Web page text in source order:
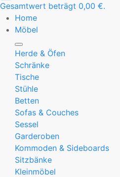
Gesamtwert beträgt 0,00 €.
Home
Möbel
Herde & Öfen
Schränke
Tische
Stühle
Betten
Sofas & Couches
Sessel
Garderoben
Kommoden & Sideboards
Sitzbänke
Kleinmöbel